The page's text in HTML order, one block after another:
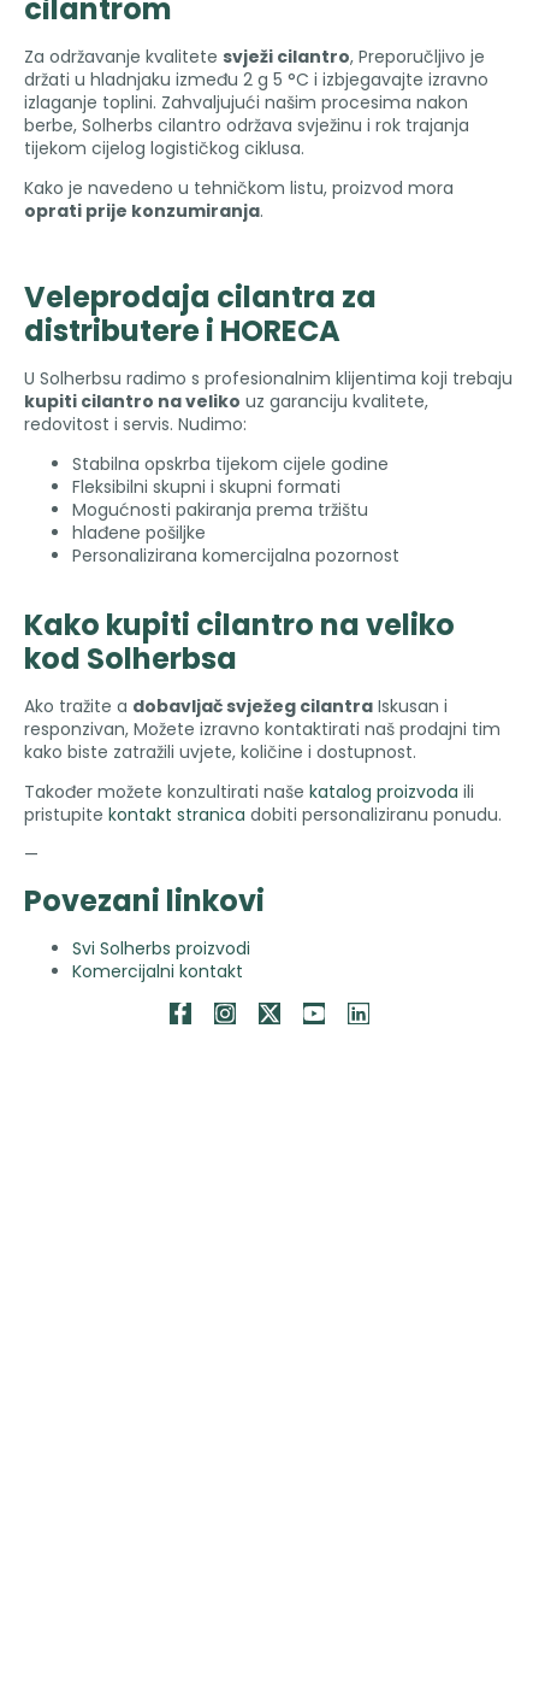
cilantrom
Za održavanje kvalitete svježi cilantro, Preporučljivo je
držati u hladnjaku između 2 g 5 °C i izbjegavajte izravno
izlaganje toplini. Zahvaljujući našim procesima nakon
berbe, Solherbs cilantro održava svježinu i rok trajanja
tijekom cijelog logističkog ciklusa.
Kako je navedeno u tehničkom listu, proizvod mora
oprati prije konzumiranja.
Veleprodaja cilantra za
distributere i HORECA
U Solherbsu radimo s profesionalnim klijentima koji trebaju
kupiti cilantro na veliko uz garanciju kvalitete,
redovitost i servis. Nudimo:
Stabilna opskrba tijekom cijele godine
Fleksibilni skupni i skupni formati
Mogućnosti pakiranja prema tržištu
hlađene pošiljke
Personalizirana komercijalna pozornost
Kako kupiti cilantro na veliko
kod Solherbsa
Ako tražite a dobavljač svježeg cilantra Iskusan i
responzivan, Možete izravno kontaktirati naš prodajni tim
kako biste zatražili uvjete, količine i dostupnost.
Također možete konzultirati naše katalog proizvoda ili
pristupite kontakt stranica dobiti personaliziranu ponudu.
—
Povezani linkovi
Svi Solherbs proizvodi
Komercijalni kontakt